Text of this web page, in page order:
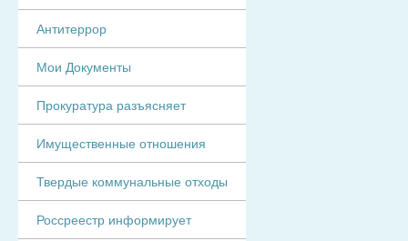
Антитеррор
Мои Документы
Прокуратура разъясняет
Имущественные отношения
Твердые коммунальные отходы
Россреестр информирует